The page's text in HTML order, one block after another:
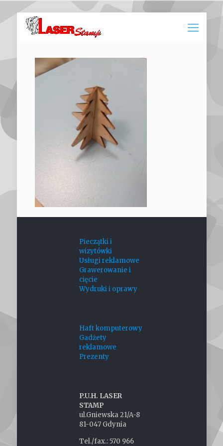
Pieczątki i
wizytówki
Usługi reklamowe
Grawerowanie i
cięcie
Wydruki i oprawy
Haft komputerowy
Gadżety
reklamowe
Prezenty
P.U.H. LASER
STAMP
ul.Gniewska 21/A-8
81-047 Gdynia
Tel./fax.: 570 966